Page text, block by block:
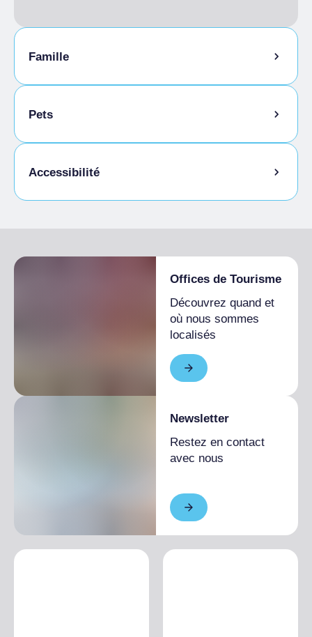
Famille
Menu enfants
Pets
Animaux admis
Accessibilité
voiture
Salle/s avec possibilité de se déplacer en
fauteuil roulant et avec tables accessibles
Toilettes accessibles et utilisables par des
personnes à mobilité réduite
Service à la table (no buffet ou self-
service) disponible ou sur demande
Offices de Tourisme
Découvrez quand et
où nous sommes
localisés
Newsletter
Restez en contact
avec nous